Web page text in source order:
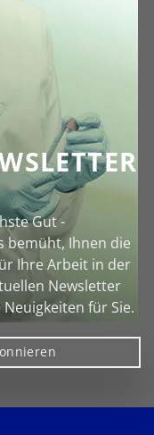
Gut -
bemüht, Ihnen die
Ihre Arbeit in der
Newsletter
für Sie.